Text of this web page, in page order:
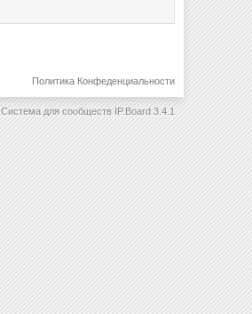
Политика Конфеденциальности
Система для сообществ IP.Board 3.4.1